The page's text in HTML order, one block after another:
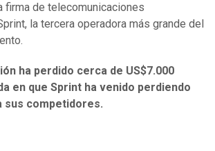
firma de telecomunicaciones
la tercera operadora más grande del
ha perdido cerca de US$7.000
en que Sprint ha venido perdiendo
competidores.